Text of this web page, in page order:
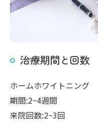
治療期間と回数
ホームホワイトニング
期間:2~4週間
来院回数:2~3回